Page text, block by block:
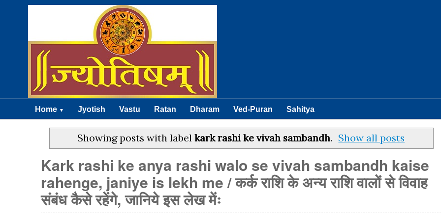
Home ▼ Jyotish Vastu Ratan Dharam Ved-Puran Sahitya
Showing posts with label kark rashi ke vivah sambandh. Show all posts
Kark rashi ke anya rashi walo se vivah sambandh kaise
rahenge, janiye is lekh me / कर्क राशि के अन्य राशि वालों से विवाह
संबंध कैसे रहेंगे, जानिये इस लेख मेंः